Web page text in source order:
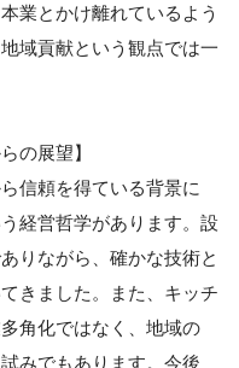
業とかけ離れているよう
域貢献という観点では一
の展望】
信頼を得ている背景に
経営哲学があります。設
りながら、確かな技術と
きました。また、キッチ
角化ではなく、地域の
みでもあります。今後